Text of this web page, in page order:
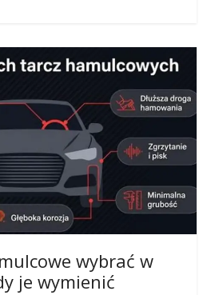
wybrać w
je wymienić